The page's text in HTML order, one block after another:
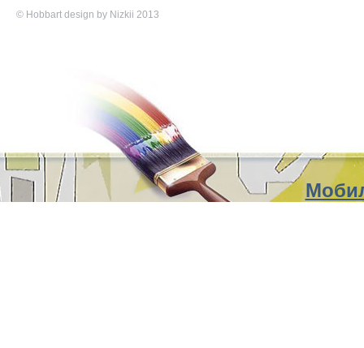
© Hobbart design by Nizkii 2013